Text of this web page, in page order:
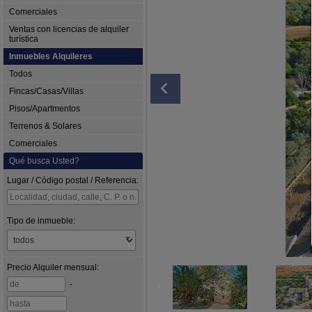
Comerciales
Ventas con licencias de alquiler
turística
Inmuebles Alquileres
Todos
Fincas/Casas/Villas
Pisos/Apartmentos
Terrenos & Solares
Comerciales
Qué busca Usted?
Lugar / Código postal / Referencia:
Tipo de inmueble:
Precio Alquiler mensual :
-